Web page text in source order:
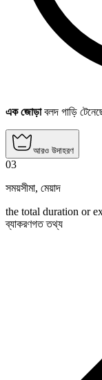
এক জোড়াবলদ গাড়ি
আরও উদাহরণ
03
সময়সীমা, মেয়াদ
the total duration or
ব্যাকরণগত তথ্য